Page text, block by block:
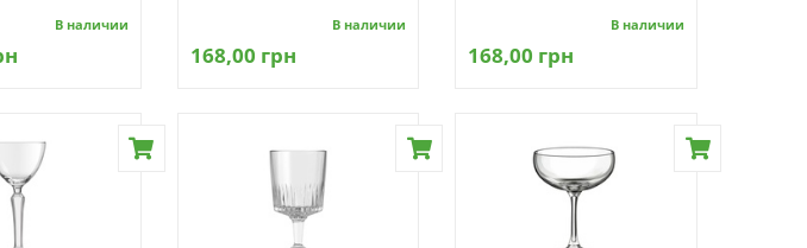
В наличии В наличии
168,00 грн
В наличии
168,00 грн